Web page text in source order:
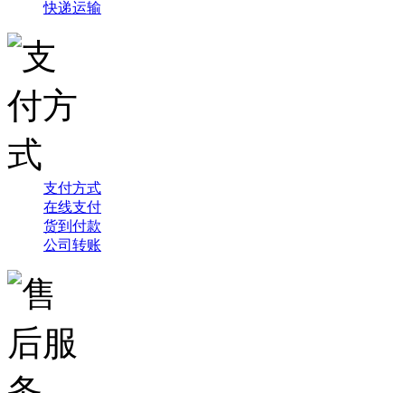
快递运输
支付方式
在线支付
货到付款
公司转账